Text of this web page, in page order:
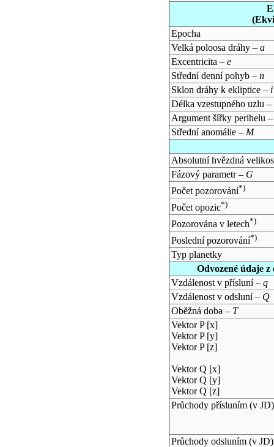
Epocha
Velká poloosa dráhy – a
Excentricita – e
Střední denní pohyb – n
Sklon dráhy k ekliptice – i
Délka vzestupného uzlu –
Argument šířky perihelu
Střední anomálie – M
Absolutní hvězdná
Fázový parametr – G
Počet pozorování*)
Počet opozic*)
Pozorována v letech*)
Poslední pozorování*)
Typ planetky
Odvozené údaje
Vzdálenost v přísluní – q
Vzdálenost v odsluní – Q
Oběžná doba – T
Vektor P [x]
Vektor P [y]
Vektor P [z]
Vektor Q [x]
Vektor Q [y]
Vektor Q [z]
Průchody přísluním (v JD)
Průchody odsluním (v JD)